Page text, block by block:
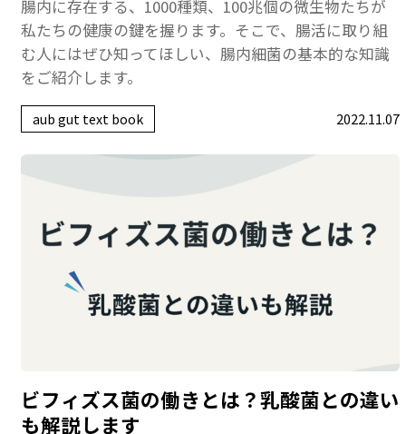
腸内に存在する、1000種類、100兆個の微生物たちが
私たちの健康の鍵を握ります。そこで、腸活に取り組
む人にはぜひ知ってほしい、腸内細菌の基本的な知識
をご紹介します。
aub gut text book 2022.11.07
ビフィズス菌の働きとは？乳酸菌との違い
も解説します